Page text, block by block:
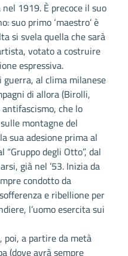
nel 1919. È precoce il suo
suo primo ‘maestro’ è
si svela quella che sarà
votato a costruire
espressiva.
guerra, al clima milanese
di allora (Birolli,
che lo
montagne del
sua adesione prima al
“Gruppo degli Otto”, dal
già nel ’53. Inizia da
condotto da
e ribellione per
l’uomo esercita sui
poi, a partire da metà
(dove avrà sempre